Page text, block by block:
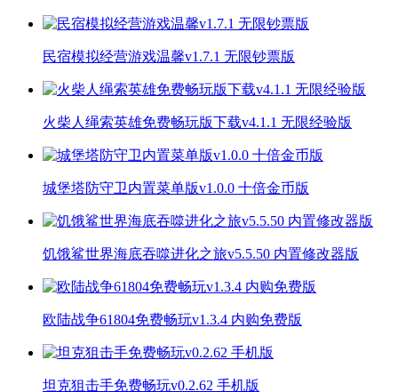
民宿模拟经营游戏温馨v1.7.1 无限钞票版
火柴人绳索英雄免费畅玩版下载v4.1.1 无限经验版
城堡塔防守卫内置菜单版v1.0.0 十倍金币版
饥饿鲨世界海底吞噬进化之旅v5.5.50 内置修改器版
欧陆战争61804免费畅玩v1.3.4 内购免费版
坦克狙击手免费畅玩v0.2.62 手机版